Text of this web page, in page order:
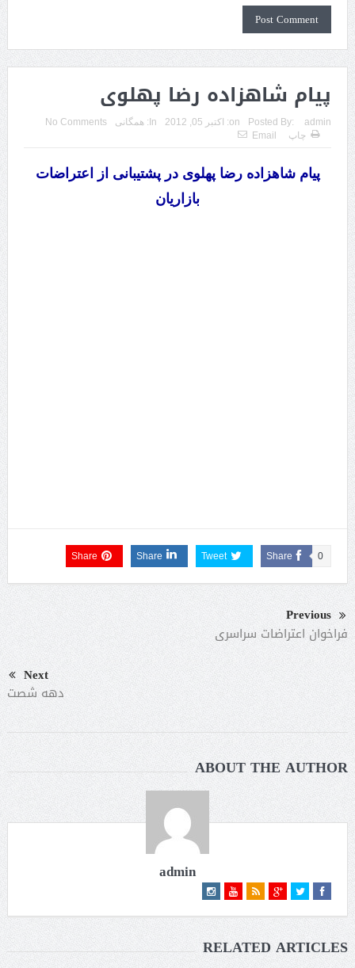
پیام شاهزاده رضا پهلوی
Posted By: admin
on: اکتبر 05, 2012 In: همگانی
No Comments
چاپ
Email
پیام شاهزاده رضا پهلوی در پشتیبانی از اعتراضات
بازاریان
Share 0
Tweet
Share
Share
Previous
فراخوان اعتراضات سراسری
Next
دهه شصت
ABOUT THE AUTHOR
admin
RELATED ARTICLES